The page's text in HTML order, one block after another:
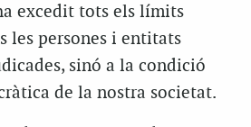
excedit tots els límits
les persones i entitats
sinó a la condició
de la nostra societat.